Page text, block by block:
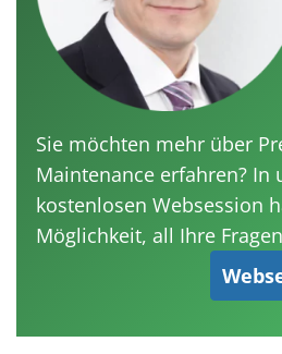
Sie möchten mehr über
Maintenance erfahren? In
kostenlosen Websession
Möglichkeit, all Ihre